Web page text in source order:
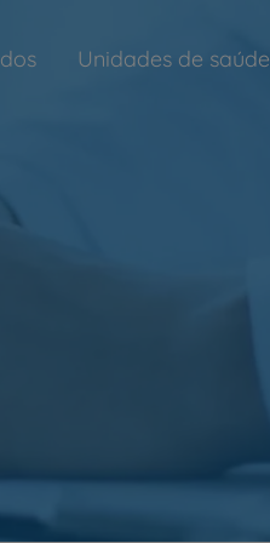
Unidades de saúde